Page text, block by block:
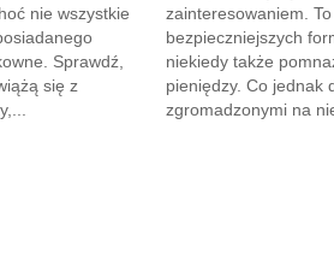
nie wszystkie
Sprawdź,
się z
zainteresowaniem.
bezpieczniejszych
niekiedy także
pieniędzy. Co jednak
zgromadzonymi na